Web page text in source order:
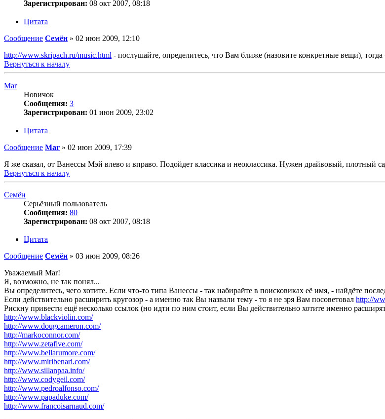
Зарегистрирован: 08 окт 2007, 08:18
Цитата
Сообщение Семён » 02 июн 2009, 12:10
http://www.skripach.ru/music.html - послушайте, определитесь, что Вам ближе (назовите конкретные вещи),
Вернуться к началу
Mar
Новичок
Сообщения: 3
Зарегистрирован: 01 июн 2009, 23:02
Цитата
Сообщение Mar » 02 июн 2009, 17:39
Я же сказал, от Ванессы Мэй влево и вправо. Подойдет классика и неоклассика. Нужен драйвовый, плотный
Вернуться к началу
Семён
Серьёзный пользователь
Сообщения: 80
Зарегистрирован: 08 окт 2007, 08:18
Цитата
Сообщение Семён » 03 июн 2009, 08:26
Уважаемый Mar!
Я, возможно, не так понял...
Вы определитесь, чего хотите. Если что-то типа Ванессы - так набирайте в поисковиках её имя, - найдёте
Если действительно расширить кругозор - а именно так Вы назвали тему - то я не зря Вам посоветовал http://
Рискну привести ещё несколько ссылок (но идти по ним стоит, если Вы действительно хотите именно
http://www.blackviolin.com/
http://www.dougcameron.com/
http://markoconnor.com/
http://www.zetafive.com/
http://www.bellarumore.com/
http://www.miribenari.com/
http://www.sillanpaa.info/
http://www.codygeil.com/
http://www.pedroalfonso.com/
http://www.papaduke.com/
http://www.francoisarnaud.com/